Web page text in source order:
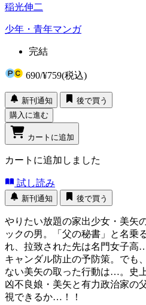
稲光伸二
少年・青年マンガ
完結
690/¥759(税込)
新刊通知
後で買う
購入に進む
カートに追加
カートに追加しました
試し読み
新刊通知 後で買う
やりたい放題の家出少女・美矢
ックの男。「父の秘書」と名乗
れ、拉致された先は名門女子高
キャンダル防止の予防策。でも
ない美矢の取った行動は…。史
凶不良娘・美矢と有力政治家の
視できるか…！！